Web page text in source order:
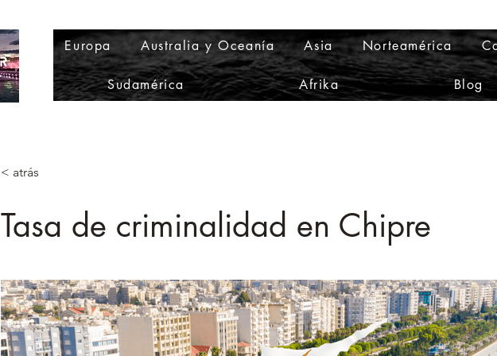
Europa Australia y Oceanía Asia Norteamérica
Sudamérica Afrika Blog
< atrás
Tasa de criminalidad en Chipre